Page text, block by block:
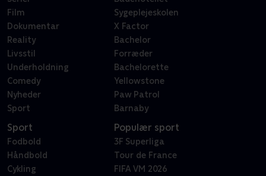
Film
Dokumentar
Reality
Livsstil
Underholdning
Comedy
Nyheder
Sport
Sygeplejeskolen
X Factor
Bachelor
Forræder
Bachelorette
Yellowstone
Paw Patrol
Barnaby
Sport
Fodbold
Håndbold
Cykling
Populær sport
3F Superliga
Tour de France
FIFA VM 2026